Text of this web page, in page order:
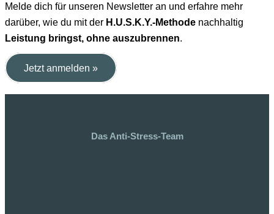
Melde dich für unseren Newsletter an und erfahre mehr
darüber, wie du mit der H.U.S.K.Y.-Methode nachhaltig
Leistung bringst, ohne auszubrennen.
Jetzt anmelden »
Das Anti-Stress-Team